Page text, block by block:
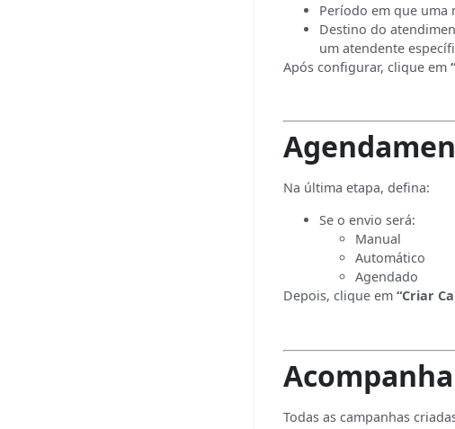
Período em que uma
Destino do
um atendente
Após configurar, clique em
Na última etapa, defina:
Se o envio será:
Manual
Automático
Agendado
Depois, clique em“Criar
Todas as campanhas